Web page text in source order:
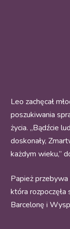
Leo zachęcał
poszukiwania
życia. „Bądźcie
doskonały,
każdym wieku,”
Papież
która
Barcelonę i